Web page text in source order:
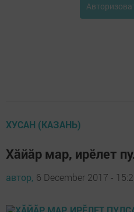
ХУСАН (КАЗАНЬ)
Хăйăр мар, ирӗлет
автор, 6 December 2017 -